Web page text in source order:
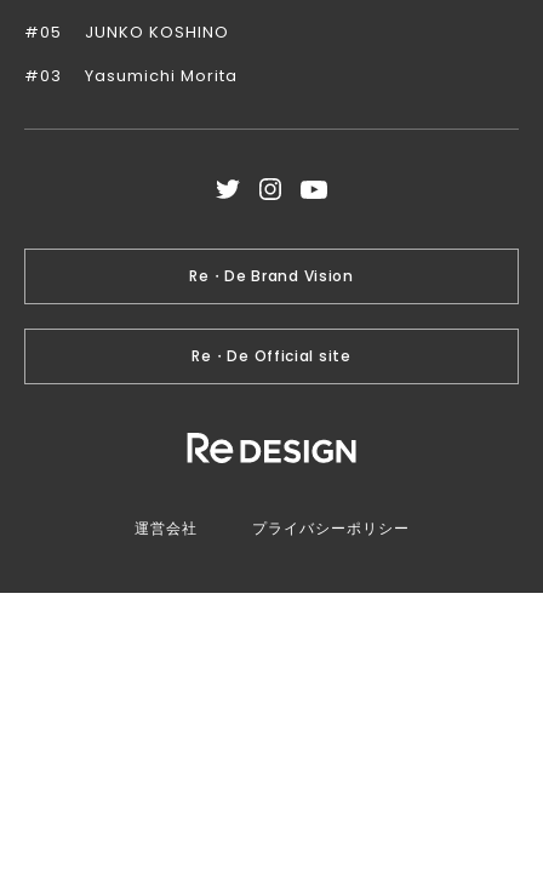
#05
JUNKO KOSHINO
#03
Yasumichi Morita
Re・De Brand Vision
Re・De Official site
運営会社 プライバシーポリシー